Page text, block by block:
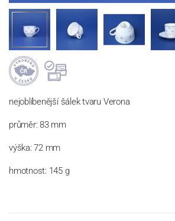
nejoblíbenější šálek tvaru Verona
průměr: 83 mm
výška: 72 mm
hmotnost: 145 g